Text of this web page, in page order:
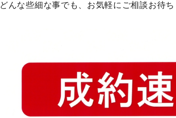
どんな些細な事でも、お気軽にご相談お待ち